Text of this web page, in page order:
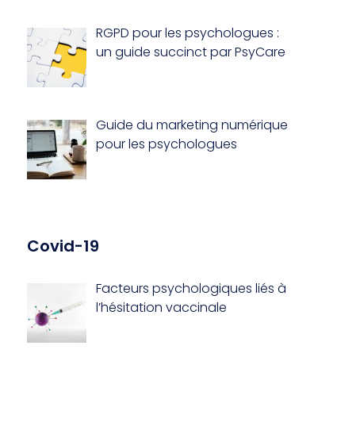
RGPD pour les psychologues :
un guide succinct par PsyCare
Guide du marketing numérique
pour les psychologues
Covid-19
Facteurs psychologiques liés à
l’hésitation vaccinale